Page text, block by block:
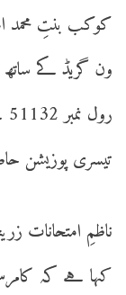
ون گریڈ کے
تیسری پوزیشن
ناظمِ امتحانات
کہا ہے کہ